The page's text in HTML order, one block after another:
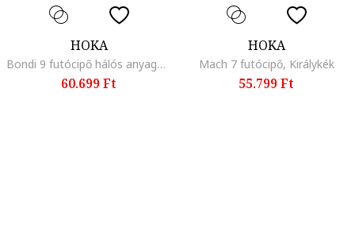
HOKA
Bondi 9 futócipő hálós anyagbetétekkel, Csontszín
60.699 Ft
HOKA
Mach 7 futócipő, Királykék
55.799 Ft